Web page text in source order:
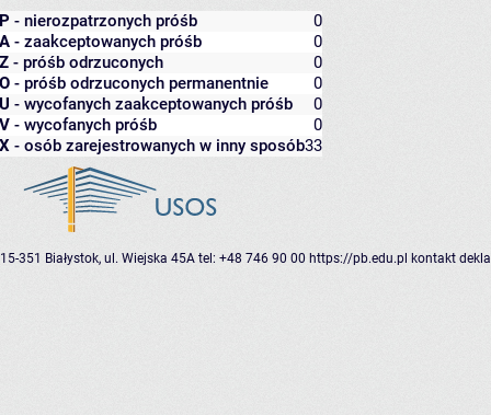
P - nierozpatrzonych próśb
0
A - zaakceptowanych próśb
0
Z - próśb odrzuconych
0
O - próśb odrzuconych permanentnie
0
U - wycofanych zaakceptowanych próśb
0
V - wycofanych próśb
0
X - osób zarejestrowanych w inny sposób33
15-351 Białystok, ul. Wiejska 45A tel: +48 746 90 00 https://pb.edu.pl kontakt